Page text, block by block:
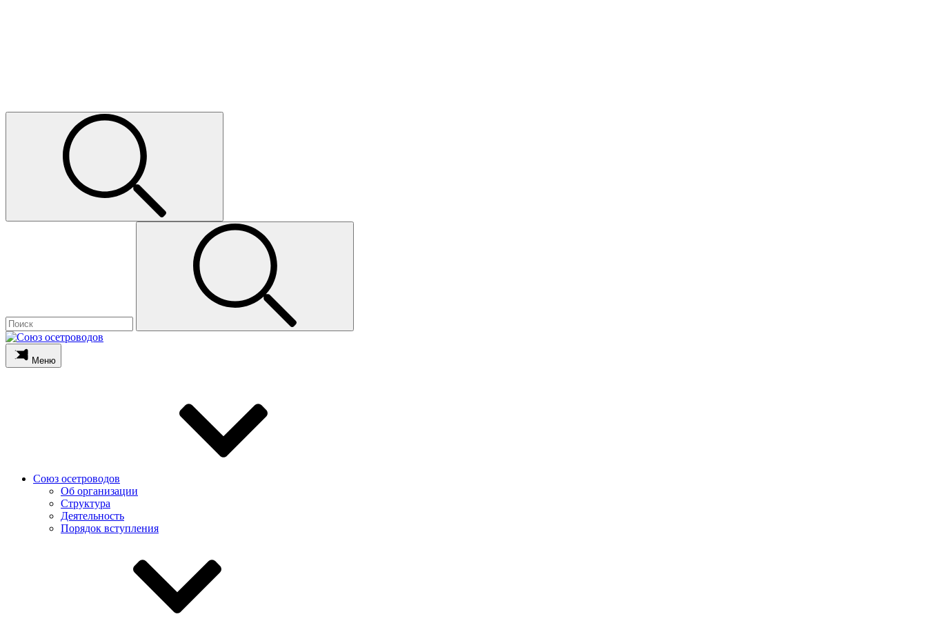
Меню
Союз осетроводов
Об организации
Структура
Деятельность
Порядок вступления